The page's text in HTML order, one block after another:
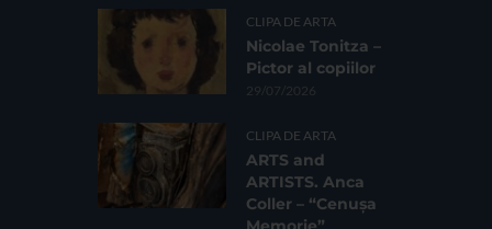
CLIPA DE ARTA
Nicolae Tonitza –
Pictor al copiilor
29/07/2026
CLIPA DE ARTA
ARTS and
ARTISTS. Anca
Coller – “Cenușa